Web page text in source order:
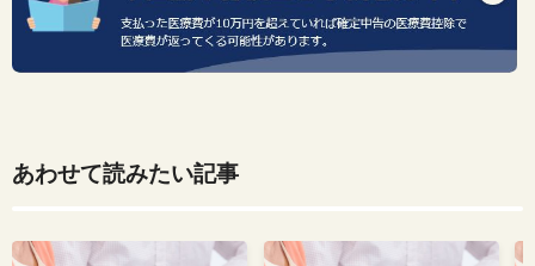
あわせて読みたい記事